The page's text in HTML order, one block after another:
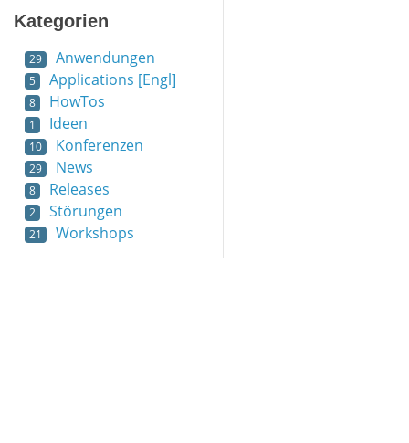
Kategorien
29 Anwendungen
5 Applications [Engl]
8 HowTos
1 Ideen
10 Konferenzen
29 News
8 Releases
2 Störungen
21 Workshops